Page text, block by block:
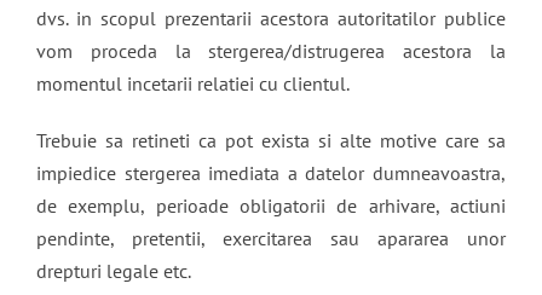
dvs. in scopul prezentarii acestora autoritatilor publice
vom proceda la stergerea/distrugerea acestora la
momentul incetarii relatiei cu clientul.
Trebuie sa retineti ca pot exista si alte motive care sa
impiedice stergerea imediata a datelor dumneavoastra,
de exemplu, perioade obligatorii de arhivare, actiuni
pendinte, pretentii, exercitarea sau apararea unor
drepturi legale etc.